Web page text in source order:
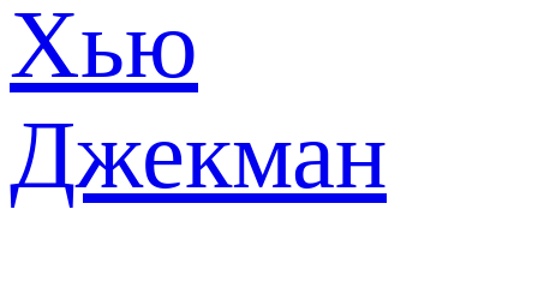
Хью
Джекман